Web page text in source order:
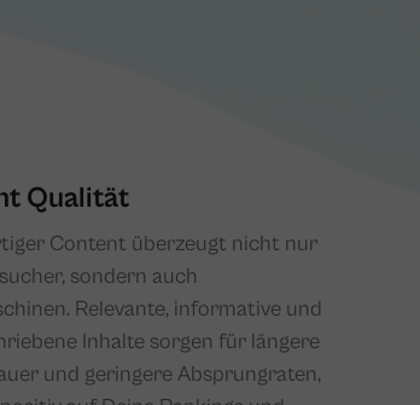
Qualität
Content überzeugt nicht nur
sondern auch
Relevante, informative und
Inhalte sorgen für längere
und geringere Absprungraten,